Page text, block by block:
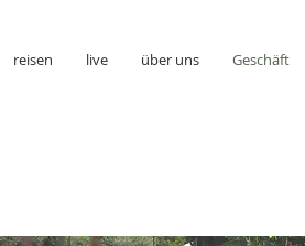
reisen live über uns Geschäft